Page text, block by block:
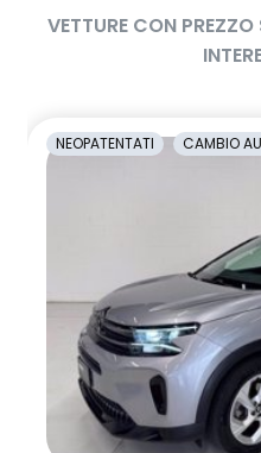
VETTURE CON PREZZO
NEOPATENTATI CAMBIO